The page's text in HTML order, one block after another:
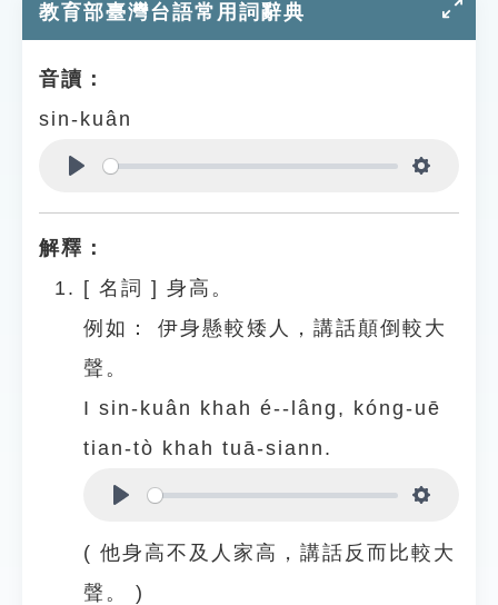
知識索引
遊戲專區
貓頭鷹博士
教育部臺灣台語常用詞辭典
音讀：
sin-kuân
解釋：
[ 名詞 ] 身高。
例如：
伊身懸較矮人，講話顛倒較大
聲。
I sin-kuân khah é--lâng, kóng-uē
tian-tò khah tuā-siann.
( 他身高不及人家高，講話反而比較大
聲。 )